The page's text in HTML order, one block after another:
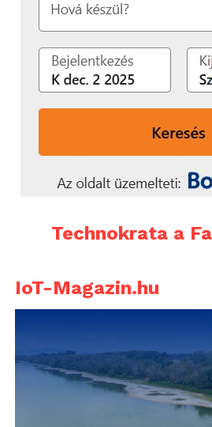
Technokrata a
IoT-Magazin.hu